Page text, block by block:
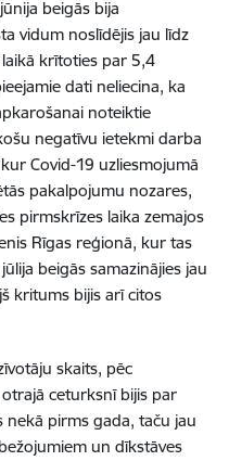
beigās bija
vidum noslīdējis jau līdz
krītoties par 5,4
dati neliecina, ka
noteiktie
negatīvu ietekmi darba
Covid-19 uzliesmojumā
pakalpojumu nozares,
pirmskrīzes laika zemajos
Rīgas reģionā, kur tas
beigās samazinājies jau
kritums bijis arī citos
skaits, pēc
ceturksnī bijis par
pirms gada, taču jau
un dīkstāves